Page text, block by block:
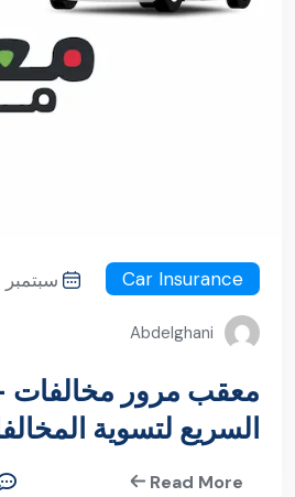
Car Insurance سبتمبر 8, 2025
Abdelghani
معقب مرور مخالفات
السريع لتسوية
بسهولة
Read More